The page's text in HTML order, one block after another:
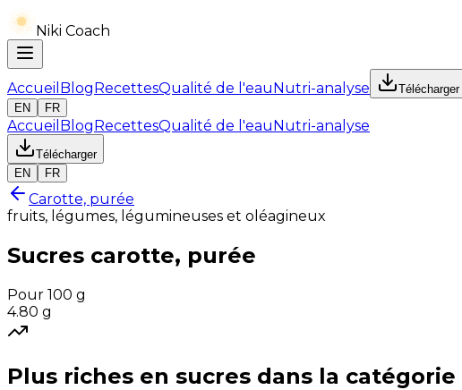
Niki Coach
Accueil BlogRecettesQualité de l'eauNutri-analyse
Télécharger
EN
FR
Accueil BlogRecettesQualité de l'eauNutri-analyse
Télécharger
EN
FR
Carotte, purée
fruits, légumes, légumineuses et oléagineux
Sucres carotte, purée
Pour 100 g
4.80 g
Plus riches en sucres dans la catégorie